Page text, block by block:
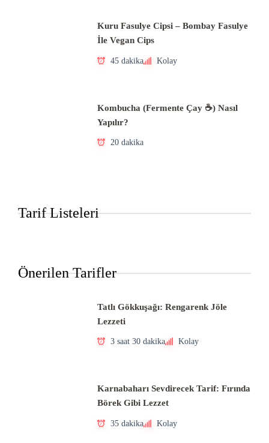
Kuru Fasulye Cipsi – Bombay Fasulye
İle Vegan Cips
45 dakika Kolay
Kombucha (Fermente Çay ☕) Nasıl
Yapılır?
20 dakika
Tarif Listeleri
Önerilen Tarifler
Tatlı Gökkuşağı: Rengarenk Jöle
Lezzeti
3 saat 30 dakika Kolay
Karnabaharı Sevdirecek Tarif: Fırında
Börek Gibi Lezzet
35 dakika Kolay